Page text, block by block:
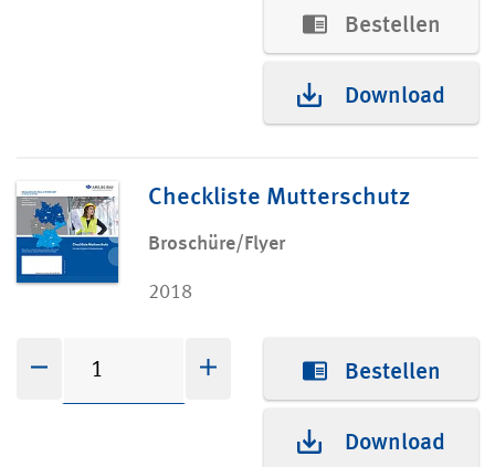
Bestellen
Download
Checkliste Mutterschutz
Broschüre/Flyer
2018
Bestellen
Download